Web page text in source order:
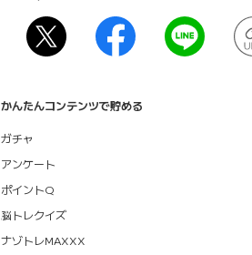
かんたんコンテンツで貯める
ガチャ
アンケート
ポイントQ
脳トレクイズ
ナゾトレMAXXX